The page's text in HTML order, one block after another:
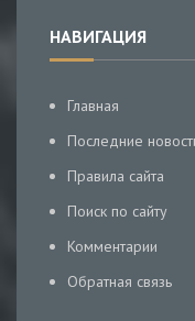
НАВИГАЦИЯ
Главная
Последние
Правила сайта
Поиск по сайту
Комментарии
Обратная связь